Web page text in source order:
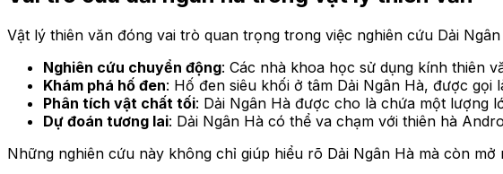
Vật lý thiên văn đóng vai trò quan trọng trong việc nghiên cứu Dải
Nghiên cứu chuyển động: Các nhà khoa học sử dụng kính thiên
Khám phá hố đen: Hố đen siêu khối ở tâm Dải Ngân Hà, được
Phân tích vật chất tối: Dải Ngân Hà được cho là chứa một lượng
Dự đoán tương lai: Dải Ngân Hà có thể va chạm với thiên hà
Những nghiên cứu này không chỉ giúp hiểu rõ Dải Ngân Hà mà còn